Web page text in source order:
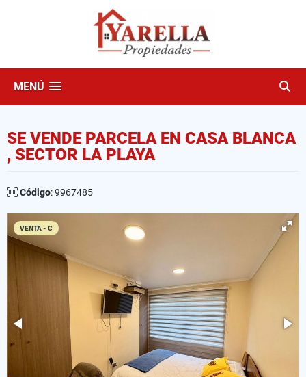
MENÚ
SE VENDE PARCELA EN CASA BLANCA
, SECTOR LA PLAYA
Código: 9967485
VENTA - C